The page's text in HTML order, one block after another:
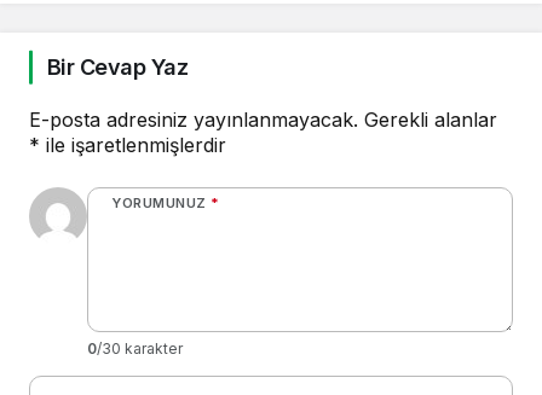
Bir Cevap Yaz
E-posta adresiniz yayınlanmayacak. Gerekli alanlar
* ile işaretlenmişlerdir
YORUMUNUZ *
0/30 karakter